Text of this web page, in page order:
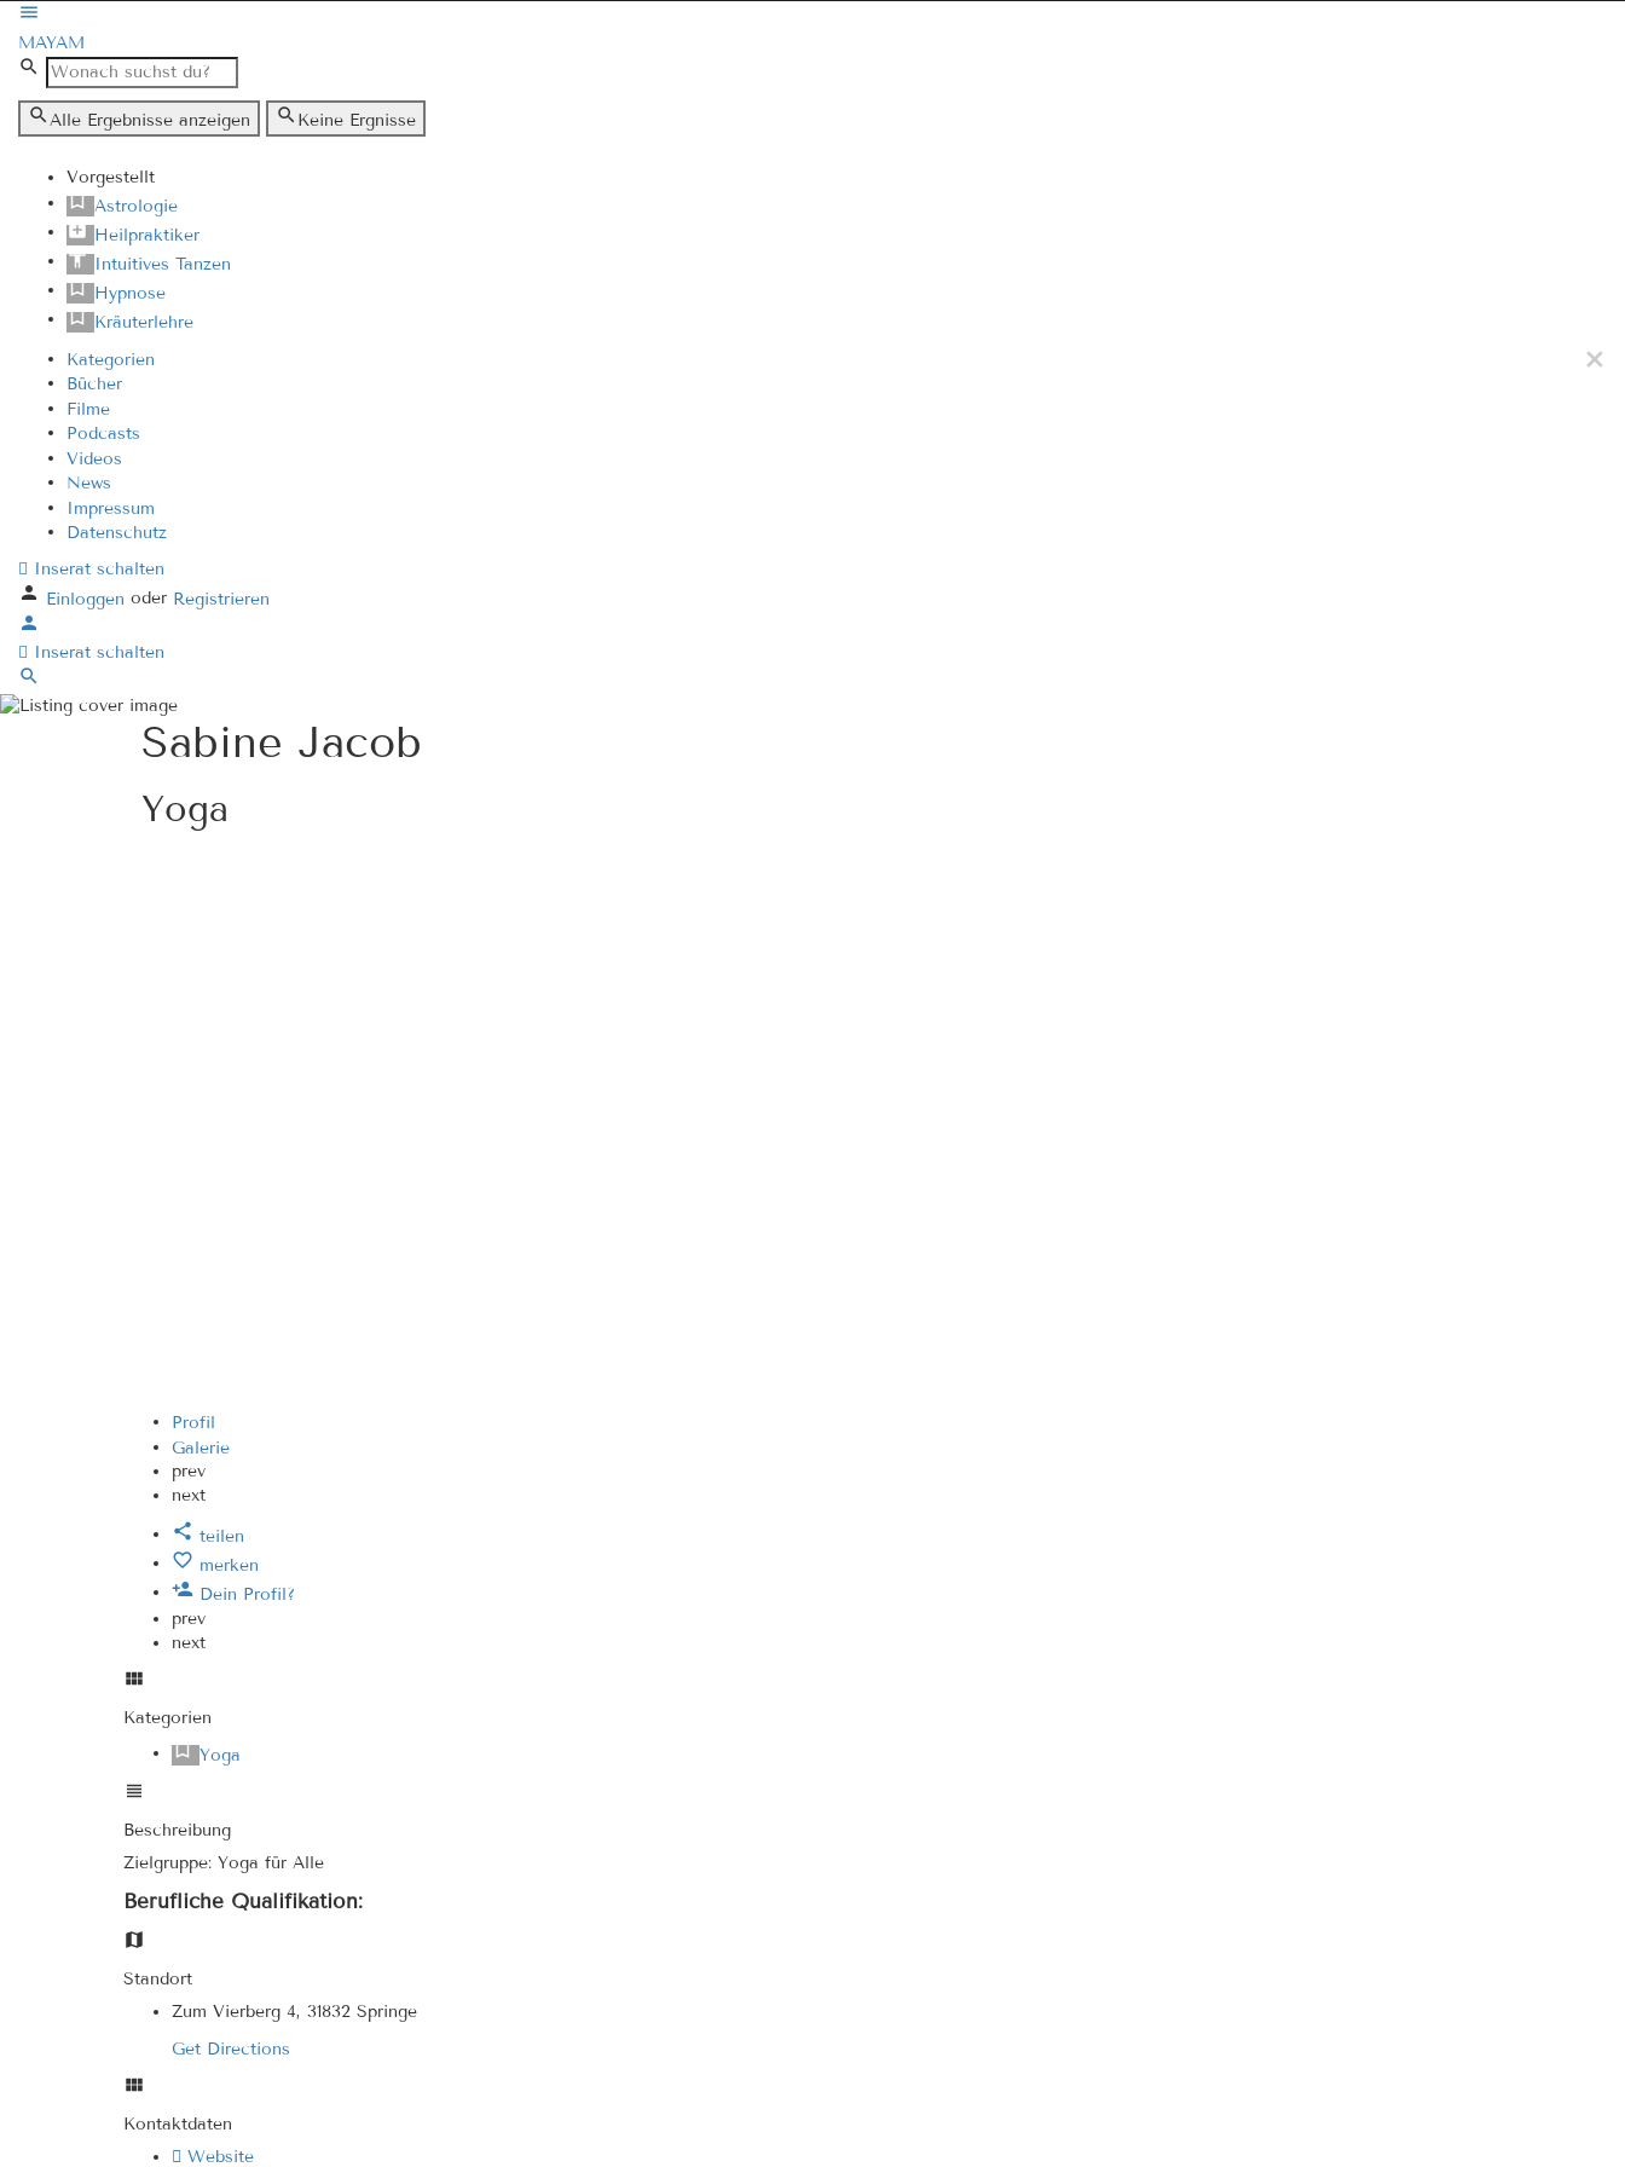
MAYAM
Alle Ergebnisse anzeigen Keine Ergnisse
Vorgestellt
Astrologie
Heilpraktiker
Intuitives Tanzen
Hypnose
Kräuterlehre
Kategorien
Bücher
Filme
Podcasts
Videos
News
Impressum
Datenschutz
Inserat schalten
Einloggen oder Registrieren
Inserat schalten
Sabine Jacob
Yoga
Profil
Galerie
prev
next
teilen
merken
Dein Profil?
prev
next
Kategorien
Yoga
Beschreibung
Zielgruppe: Yoga für Alle
Berufliche Qualifikation:
Standort
Zum Vierberg 4, 31832 Springe
Get Directions
Kontaktdaten
Website